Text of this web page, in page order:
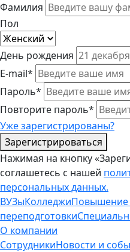
Фамилия
Пол
День рождения
E-mail*
Пароль*
Повторите пароль*
Уже зарегистрированы?
Зарегистрироваться
Нажимая на кнопку
соглашетесь с нашей
персональных данных.
ВУЗыКолледжиПовышение
переподготовки
О компании
СотрудникиНовости и